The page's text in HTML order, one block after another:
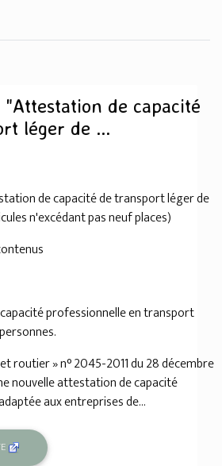
de capacité
léger de ...
de capacité de transport léger de
n'excédant pas neuf places)
professionnelle en transport
routier » n° 2045-2011 du 28 décembre
nouvelle attestation de capacité
aux entreprises de...